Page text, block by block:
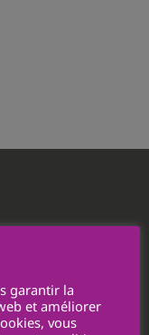
garantir la
et améliorer
vous